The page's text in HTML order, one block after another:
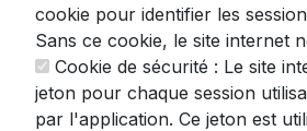
Lire la suite
cookie pour identifier les
Sans ce cookie, le site internet
Cookie de sécurité : Le site
jeton pour chaque session
par l'application. Ce jeton est